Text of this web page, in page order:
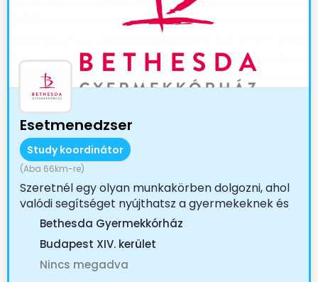
Esetmenedzser
Study koordinátor
(Aba 66km-re)
Szeretnél egy olyan munkakörben dolgozni, ahol
valódi segítséget nyújthatsz a gyermekeknek és
családjaiknak?...
Bethesda Gyermekkórház
Budapest XIV. kerület
Nincs megadva